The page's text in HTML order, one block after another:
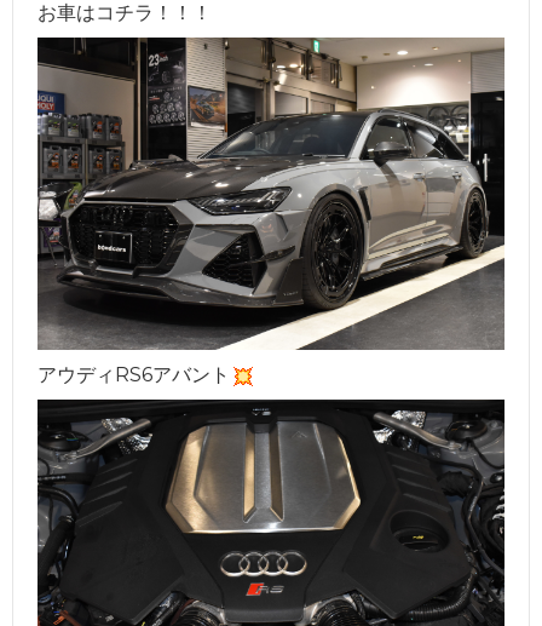
お車はコチラ！！！
アウディRS6アバント